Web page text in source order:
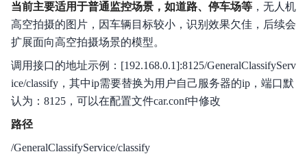
当前主要适用于普通监控场景，如道路、停车场等 ，无人机
高空拍摄的图片，因车辆目标较小，识别效果欠佳，后续会
扩展面向高空拍摄场景的模型。
调用接口的地址示例：[192.168.0.1]:8125/GeneralClassifyServ
ice/classify，其中ip需要替换为用户自己服务器的ip，端口默
认为：8125，可以在配置文件car.conf中修改
路径
/GeneralClassifyService/classify